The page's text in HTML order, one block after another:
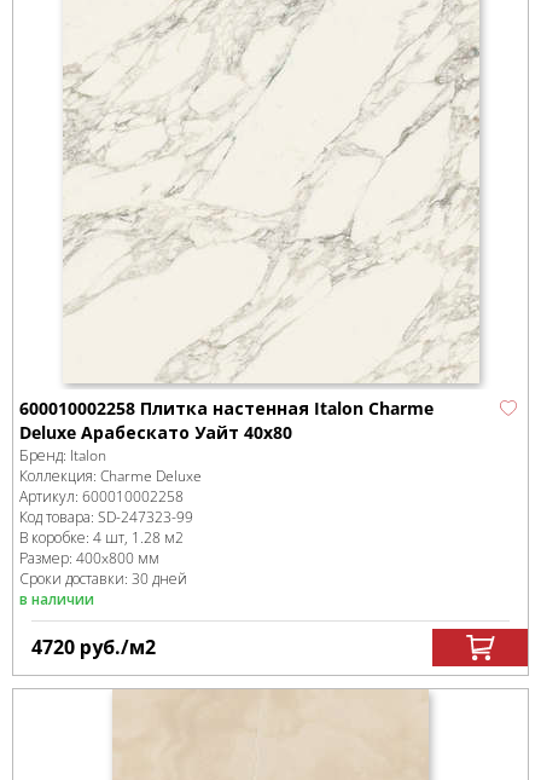
600010002258 Плитка настенная Italon Charme
Deluxe Арабескато Уайт 40x80
Бренд: Italon
Коллекция: Charme Deluxe
Артикул: 600010002258
Код товара: SD-247323-99
В коробке: 4 шт, 1.28 м2
Размер: 400x800 мм
Сроки доставки: 30 дней
в наличии
4720 руб./м2